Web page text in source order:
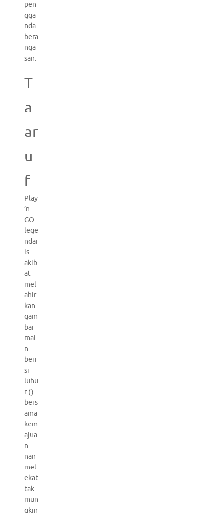
pen
gga
nda
bera
nga
san.
T
a
ar
u
f
Play
’n
GO
lege
ndar
is
akib
at
mel
ahir
kan
gam
bar
mai
n
beri
si
luhu
r ()
bers
ama
kem
ajua
n
nan
mel
ekat
tak
mun
gkin